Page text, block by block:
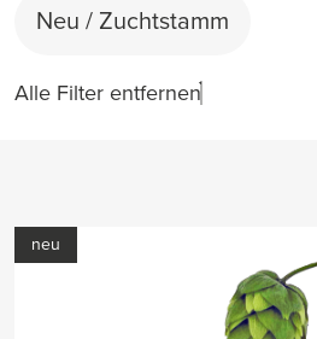
Neu / Zuchtstamm
Alle Filter entfernen
neu